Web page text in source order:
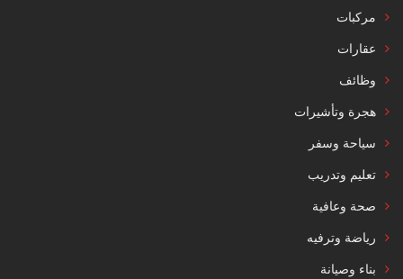
مركبات
عقارات
وظائف
هجرة وتأشيرات
سياحة وسفر
تعليم وتدريب
صحة وعافية
رياضة وترفيه
بناء وصيانة